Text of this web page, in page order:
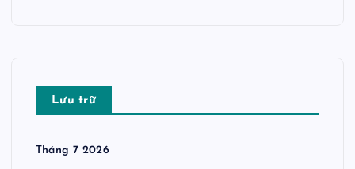
Lưu trữ
Tháng 7 2026